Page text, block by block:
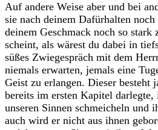
Auf andere Weise aber und bei
sie nach deinem Dafürhalten
deinem Geschmack noch so stark
scheint, als wärest du dabei in
süßes Zwiegespräch mit dem
niemals erwarten, jemals eine
Geist zu erlangen. Dieser
bereits im ersten Kapitel
unseren Sinnen schmeicheln und
auch wird er nicht aus ihnen